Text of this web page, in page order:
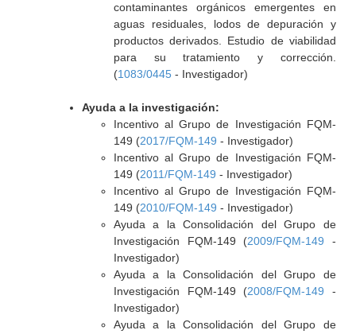
contaminantes orgánicos emergentes en
aguas residuales, lodos de depuración y
productos derivados. Estudio de viabilidad
para su tratamiento y corrección.
(1083/0445- Investigador)
Ayuda a la investigación:
Incentivo al Grupo de Investigación FQM-
149 (2017/FQM-149 - Investigador)
Incentivo al Grupo de Investigación FQM-
149 (2011/FQM-149 - Investigador)
Incentivo al Grupo de Investigación FQM-
149 (2010/FQM-149 - Investigador)
Ayuda a la Consolidación del Grupo de
Investigación FQM-149 (2009/FQM-149 -
Investigador)
Ayuda a la Consolidación del Grupo de
Investigación FQM-149 (2008/FQM-149 -
Investigador)
Ayuda a la Consolidación del Grupo de